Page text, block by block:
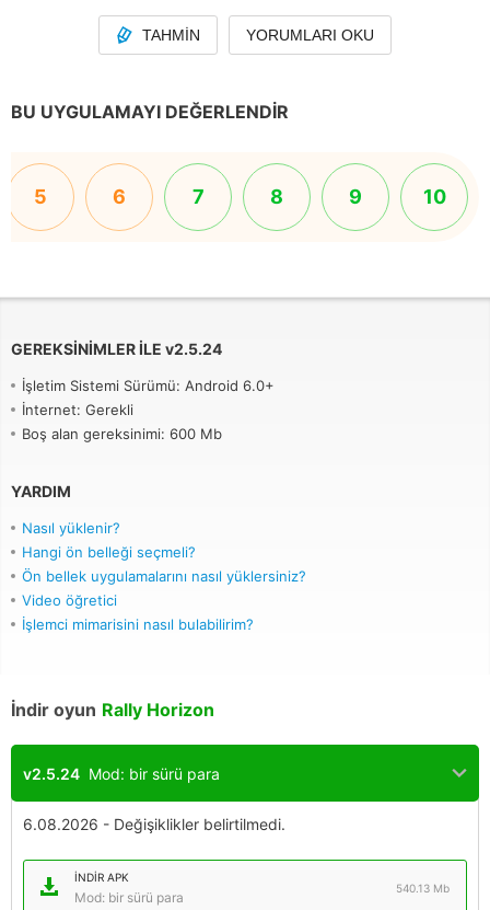
TAHMIN YORUMLARI OKU
BU UYGULAMAYI DEĞERLENDIR
5 6 7 8 9 10
GEREKSINIMLER ILE v2.5.24
İşletim Sistemi Sürümü: Android 6.0+
İnternet: Gerekli
Boş alan gereksinimi: 600 Mb
YARDIM
Nasıl yüklenir?
Hangi ön belleği seçmeli?
Ön bellek uygulamalarını nasıl yüklersiniz?
Video öğretici
İşlemci mimarisini nasıl bulabilirim?
İndir oyun Rally Horizon
v2.5.24 Mod: bir sürü para
6.08.2026 - Değişiklikler belirtilmedi.
İNDIR APK
Mod: bir sürü para
540.13 Mb